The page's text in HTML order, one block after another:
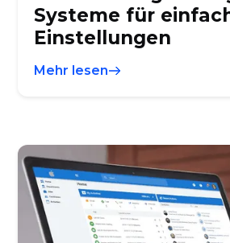
Systeme für
Einstellungen
Mehr lesen